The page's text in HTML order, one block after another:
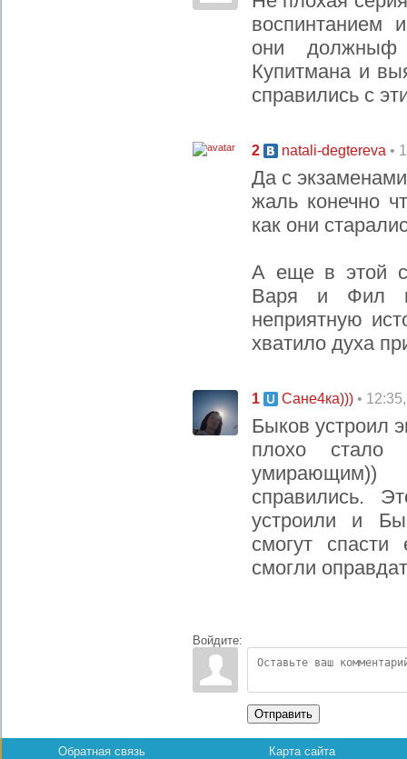
воспинтанием
они должныф
Купитмана и
справились с
2 natali-degtereva •
Да с
жаль конечно
как они
А еще в этой
Варя и Фил
неприятную
хватило духа
1 Сане4ка))) •
Быков устроил
плохо
справились.
устроили и
смогут
смогли
Войдите:
Отправить
Обратная связь Карта сайта